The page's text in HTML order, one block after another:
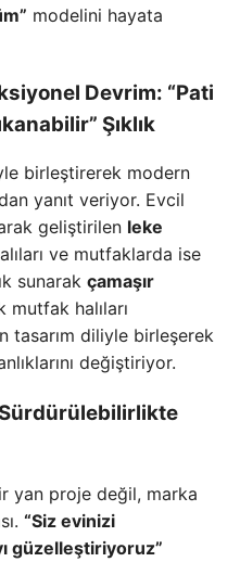
modelini hayata
Devrim: “Pati
Şıklık
birleştirerek modern
yanıt veriyor. Evcil
geliştirilen leke
ve mutfaklarda ise
sunarak çamaşır
mutfak halıları
tasarım diliyle birleşerek
değiştiriyor.
Sürdürülebilirlikte
yan proje değil, marka
“Siz evinizi
güzelleştiriyoruz”